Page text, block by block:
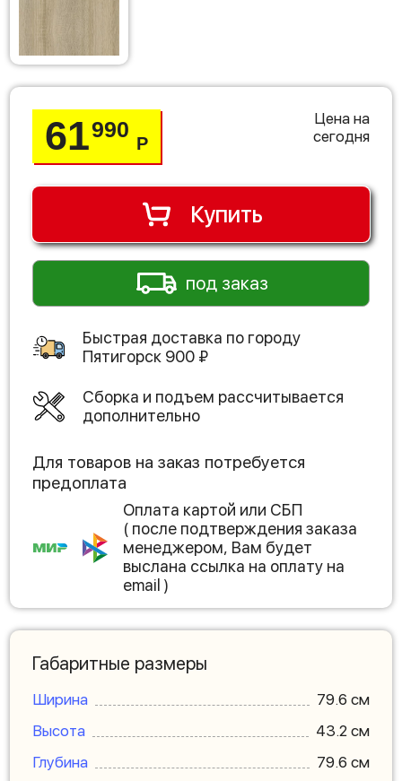
61990
Р
Цена на
сегодня
Купить
под заказ
Быстрая доставка по городу
Пятигорск 900 ₽
Сборка и подъем рассчитывается
дополнительно
Для товаров на заказ потребуется
предоплата
Оплата картой или СБП
( после подтверждения заказа
менеджером, Вам будет
выслана ссылка на оплату на
email )
Габаритные размеры
Ширина
79.6 см
Высота
43.2 см
Глубина
79.6 см